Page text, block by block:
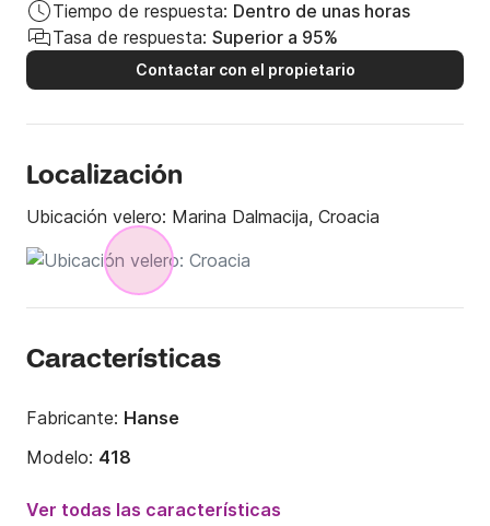
Tiempo de respuesta: Dentro de unas horas
Tasa de respuesta: Superior a 95%
Contactar con el propietario
Localización
Ubicación velero: Marina Dalmacija, Croacia
Características
Fabricante: Hanse
Modelo: 418
Ver todas las características